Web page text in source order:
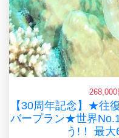
268,000
【30周年記念】★往
バープラン★世界
う!！ 最